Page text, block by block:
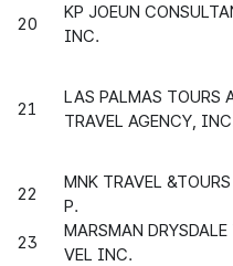
20
KP JOEUN
INC.
21
LAS PALMAS TOURS
TRAVEL AGENCY,
22
MNK TRAVEL
P.
23
MARSMAN
VEL INC.